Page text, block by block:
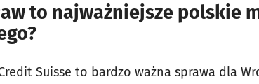
to najważniejsze polskie
Suisse to bardzo ważna sprawa dla